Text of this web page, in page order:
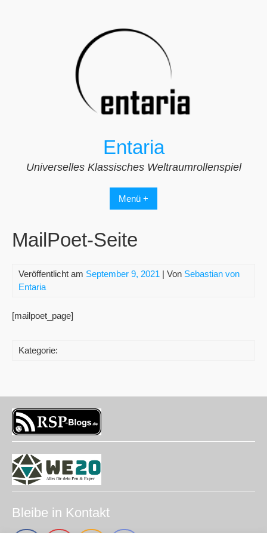
Entaria
Universelles Klassisches Weltraumrollenspiel
Menü +
MailPoet-Seite
Veröffentlicht am September 9, 2021 | Von Sebastian von
Entaria
[mailpoet_page]
Kategorie:
Bleibe in Kontakt